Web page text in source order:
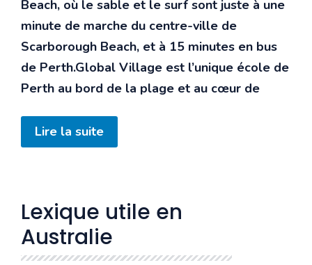
Beach, où le sable et le surf sont juste à une
minute de marche du centre-ville de
Scarborough Beach, et à 15 minutes en bus
de Perth.Global Village est l’unique école de
Perth au bord de la plage et au cœur de
Lire la suite
Lexique utile en
Australie